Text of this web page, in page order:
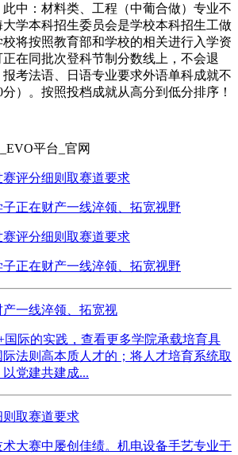
中：材料类、工程（中葡合做）专业不
学本科招生委员会是学校本科招生工做
将按照教育部和学校的相关进行入学资
在同批次登科节制分数线上，不会退
考法语、日语专业要求外语单科成就不
）。按照投档成就从高分到低分排序！
平台_官网
评分细则取赛道要求
正在财产一线淬领、拓宽视野
评分细则取赛道要求
正在财产一线淬领、拓宽视野
一线淬领、拓宽视
国际的实践，查看更多学院承载培育具
法则高本质人才的；将人才培育系统取
党建共建成...
取赛道要求
大赛中屡创佳绩。机电设备手艺专业于